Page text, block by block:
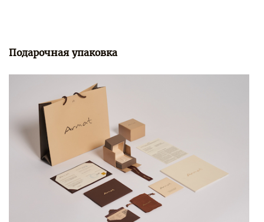
Подарочная упаковка